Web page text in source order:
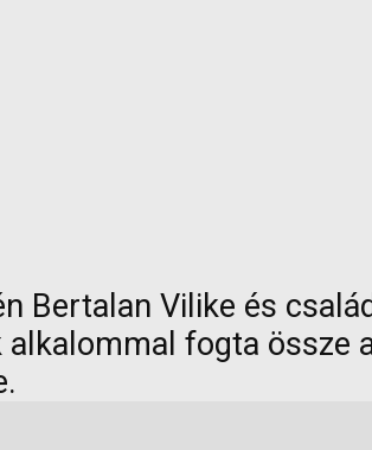
Bertalan Vilike és
fogta össze